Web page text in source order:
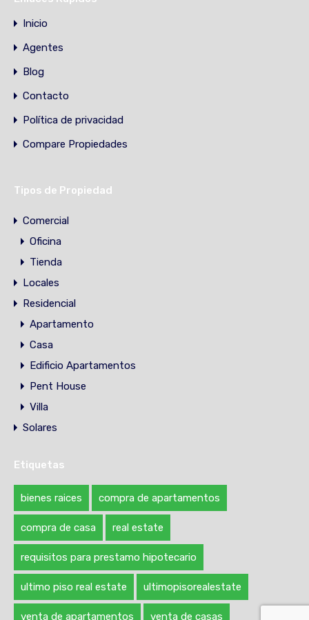
Inicio
Agentes
Blog
Contacto
Política de privacidad
Compare Propiedades
Tipos de Propiedad
Comercial
Oficina
Tienda
Locales
Residencial
Apartamento
Casa
Edificio Apartamentos
Pent House
Villa
Solares
Etiquetas
bienes raices compra de apartamentos
compra de casa real estate
requisitos para prestamo hipotecario
ultimo piso real estate ultimopisorealestate
venta de apartamentos venta de casas